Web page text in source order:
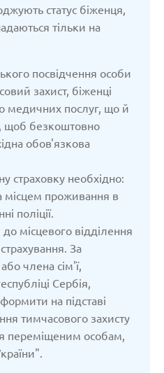
статус біженця,
тільки на
посвідчення особи
захист, біженці
медичних послуг, що й
щоб безкоштовно
обов'язкова
необхідно:
місцем проживання в
поліції.
місцевого відділення
За
члена сім'ї,
Сербія,
на підставі
тимчасового захисту
переміщеним особам,